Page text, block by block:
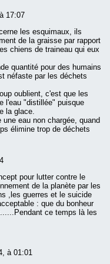
17:07
les esquimaux, ils
de la graisse par rapport
chiens de traineau qui eux
quantité pour des humains
néfaste par les déchets
oublient, c'est que les
l'eau "distillée" puisque
la glace.
eau non chargée, quand
élimine trop de déchets
pour lutter contre le
de la planète par les
,les guerres et le suicide
: que du bonheur
ce temps là les
à 01:01